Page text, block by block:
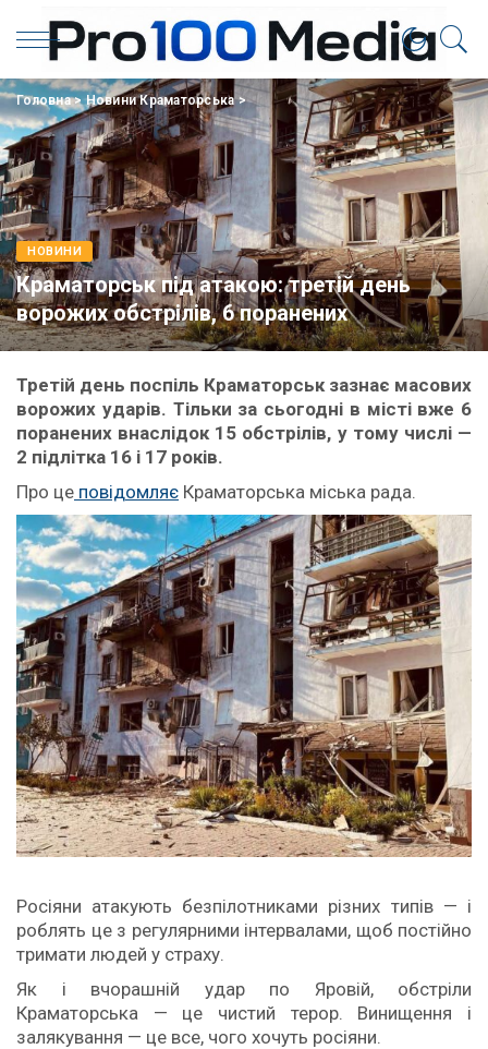
Головна>Новини Краматорська>
НОВИНИ
Краматорськ під атакою: третій день
ворожих обстрілів, 6 поранених
Третій день поспіль Краматорськ зазнає масових
ворожих ударів. Тільки за сьогодні в місті вже 6
поранених внаслідок 15 обстрілів, у тому числі —
2 підлітка 16 і 17 років.
Про це повідомляє Краматорська міська рада.
Росіяни атакують безпілотниками різних типів — і
роблять це з регулярними інтервалами, щоб постійно
тримати людей у страху.
Як і вчорашній удар по Яровій, обстріли
Краматорська — це чистий терор. Винищення і
залякування — це все, чого хочуть росіяни.